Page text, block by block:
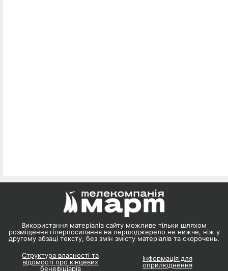
Використання матеріалів сайту можливе тільки шляхом
розміщення гіперпосилання на першоджерело не нижче, ніж у
другому абзаці тексту, без змін змісту матеріалів та скорочень.
Структура власності та
відомості про кінцевих
бенефіціарів
Інформація для
оприлюднення